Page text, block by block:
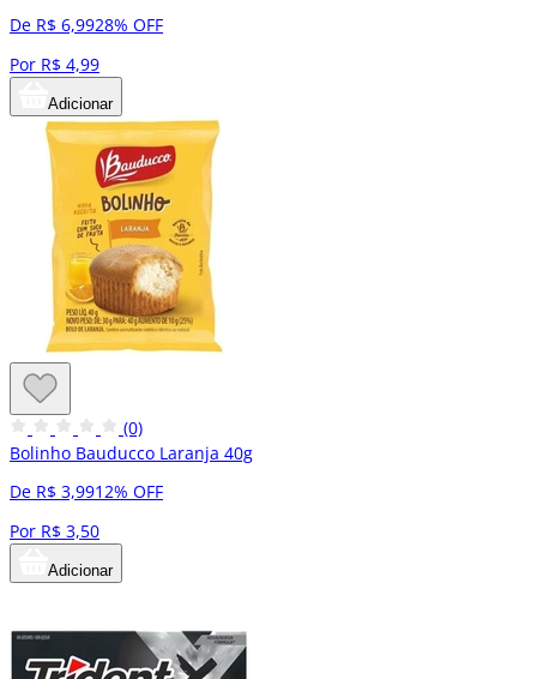
De R$ 6,9928% OFF
Por R$ 4,99
Adicionar
(0)
Bolinho Bauducco Laranja 40g
De R$ 3,9912% OFF
Por R$ 3,50
Adicionar